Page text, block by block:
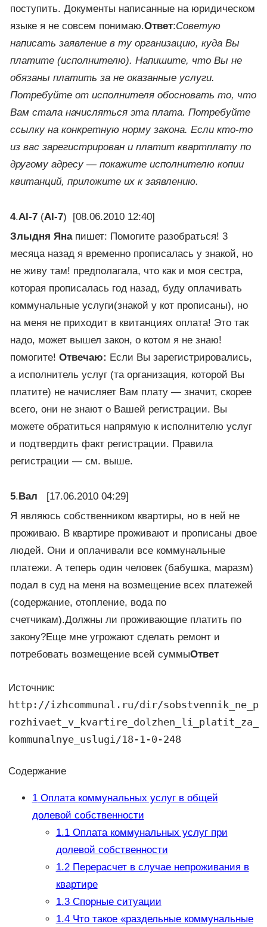
поступить. Документы написанные на юридическом
языке я не совсем понимаю.Ответ:Советую
написать заявление в ту организацию, куда Вы
платите (исполнителю). Напишите, что Вы не
обязаны платить за не оказанные услуги.
Потребуйте от исполнителя обосновать то, что
Вам стала начисляться эта плата. Потребуйте
ссылку на конкретную норму закона. Если кто-то
из вас зарегистрирован и платит квартплату по
другому адресу — покажите исполнителю копии
квитанций, приложите их к заявлению.
4.Al-7(Al-7) [08.06.2010 12:40]
Злыдня Янапишет: Помогите разобраться! 3
месяца назад я временно прописалась у знакой, но
не живу там! предполагала, что как и моя сестра,
которая прописалась год назад, буду оплачивать
коммунальные услуги(знакой у кот прописаны), но
на меня не приходит в квитанциях оплата! Это так
надо, может вышел закон, о котом я не знаю!
помогите! Отвечаю: Если Вы зарегистрировались,
а исполнитель услуг (та организация, которой Вы
платите) не начисляет Вам плату — значит, скорее
всего, они не знают о Вашей регистрации. Вы
можете обратиться напрямую к исполнителю услуг
и подтвердить факт регистрации. Правила
регистрации — см. выше.
5.Вал [17.06.2010 04:29]
Я являюсь собственником квартиры, но в ней не
проживаю. В квартире проживают и прописаны двое
людей. Они и оплачивали все коммунальные
платежи. А теперь один человек (бабушка, маразм)
подал в суд на меня на возмещение всех платежей
(содержание, отопление, вода по
счетчикам).Должны ли проживающие платить по
закону?Еще мне угрожают сделать ремонт и
потребовать возмещение всей суммыОтвет
Источник:
http://izhcommunal.ru/dir/sobstvennik_ne_p
rozhivaet_v_kvartire_dolzhen_li_platit_za_
kommunalnye_uslugi/18-1-0-248
Содержание
1Оплата коммунальных услуг в общей
долевой собственности
1.1Оплата коммунальных услуг при
долевой собственности
1.2Перерасчет в случае непроживания в
квартире
1.3Спорные ситуации
1.4Что такое «раздельные коммунальные